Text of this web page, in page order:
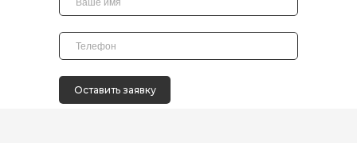
Оставить заявку